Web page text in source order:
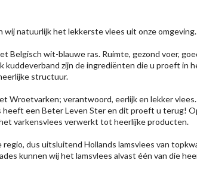
wij natuurlijk het lekkerste vlees uit onze omgeving.
Belgisch wit-blauwe ras. Ruimte, gezond voer,
kuddeverband zijn de ingrediënten die u proeft in
structuur.
Wroetvarken; verantwoord, eerlijk en lekker
heeft een Beter Leven Ster en dit proeft u terug!
varkensvlees verwerkt tot heerlijke producten.
regio, dus uitsluitend Hollands lamsvlees van
kunnen wij het lamsvlees alvast één van die